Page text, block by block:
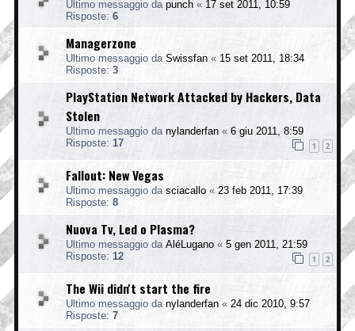
Ultimo messaggio da punch « 17 set 2011, 10:59
Risposte: 6
Managerzone
Ultimo messaggio da Swissfan « 15 set 2011, 18:34
Risposte: 3
PlayStation Network Attacked by Hackers, Data
Stolen
Ultimo messaggio da nylanderfan « 6 giu 2011, 8:59
Risposte: 17 1 2
Fallout: New Vegas
Ultimo messaggio da sciacallo « 23 feb 2011, 17:39
Risposte: 8
Nuova Tv, Led o Plasma?
Ultimo messaggio da AléLugano « 5 gen 2011, 21:59
Risposte: 12 1 2
The Wii didn't start the fire
Ultimo messaggio da nylanderfan « 24 dic 2010, 9:57
Risposte: 7